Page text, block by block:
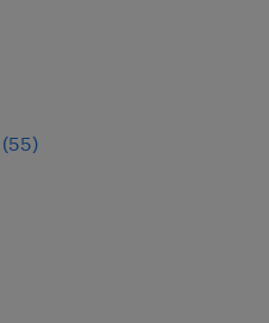
(55)